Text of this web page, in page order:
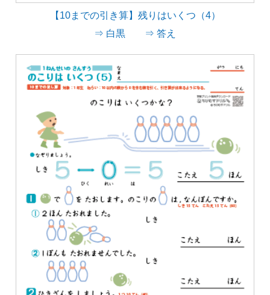
【10までの引き算】残りはいくつ（4）
⇒ 白黒
⇒ 答え